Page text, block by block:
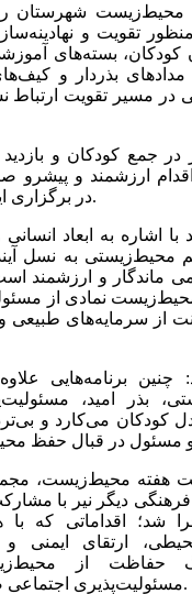
محیط‌زیست شهرستان
منظور تقویت و
بسته‌های
بذردار و
در مسیر تقویت ارتباط
جمع کودکان و بازدید
ارزشمند و پیشرو
در برگزاری این رویداد تقدیر کرد.
با اشاره به ابعاد
به نسل
ماندگار و ارزشمند
محیط‌زیست نمادی از
از سرمایه‌های طبیعی
برنامه‌هایی
بذر امید،
کودکان می‌کارد و
هفته محیط‌زیست،
دیگر نیر با
شد؛ اقداماتی که با
ارتقای ایمنی و
حفاظت از
مسئولیت‌پذیری اجتماعی صنعت انجام گرفت.